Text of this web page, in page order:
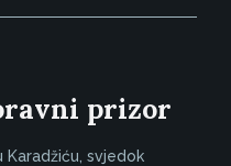
prizor
Karadžiću, svjedok